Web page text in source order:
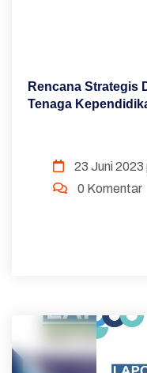
Rencana Strategis
Tenaga
23 Juni
0 Komentar